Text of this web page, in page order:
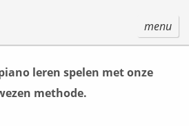
menu
leren spelen met onze
methode.